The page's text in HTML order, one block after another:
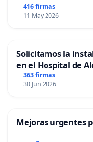
416 firmas
11 May 2026
Solicitamos la
en el Hospital de
363 firmas
30 Jun 2026
Mejoras urgentes